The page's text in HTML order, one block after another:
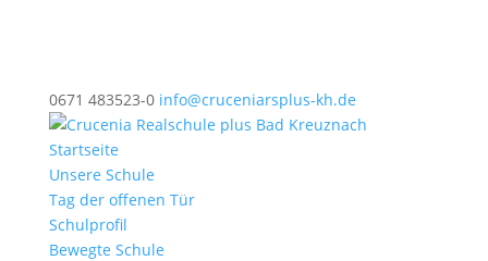
0671 483523-0 info@cruceniarsplus-kh.de
Startseite
Unsere Schule
Tag der offenen Tür
Schulprofil
Bewegte Schule